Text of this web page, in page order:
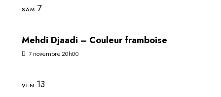
SAM 7
Mehdi Djaadi – Couleur framboise
7 novembre 20h00
VEN 13